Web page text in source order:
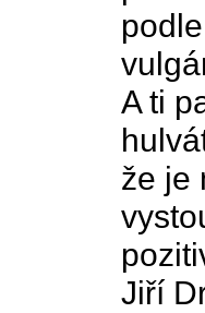
A ti
že je
Jiří